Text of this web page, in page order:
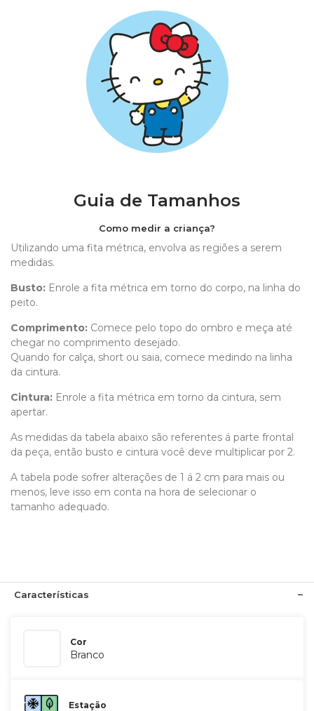
Guia de Tamanhos
Como medir a criança?
Utilizando uma fita métrica, envolva as regiões a serem
medidas.
Busto: Enrole a fita métrica em torno do corpo, na linha do
peito.
Comprimento: Comece pelo topo do ombro e meça até
chegar no comprimento desejado.
Quando for calça, short ou saia, comece medindo na linha
da cintura.
Cintura: Enrole a fita métrica em torno da cintura, sem
apertar.
As medidas da tabela abaixo são referentes á parte frontal
da peça, então busto e cintura você deve multiplicar por 2.
A tabela pode sofrer alterações de 1 á 2 cm para mais ou
menos, leve isso em conta na hora de selecionar o
tamanho adequado.
Características
Cor
Branco
Estação